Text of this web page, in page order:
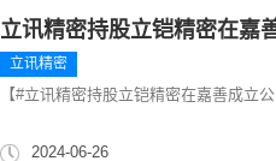
立讯精密持股立铠精密在嘉
立讯精密
【#立讯精密持股立铠精密在嘉善成立
2024-06-26